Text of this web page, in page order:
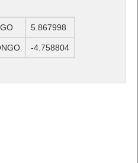
5.867998
-4.758804